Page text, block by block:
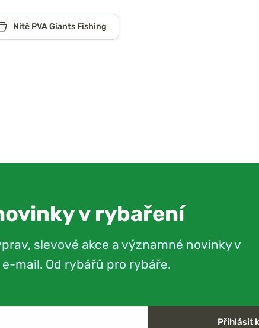
Nitě PVA Giants Fishing
v rybaření
slevové akce a významné novinky v
mail. Od rybářů pro rybáře.
Přihlásit